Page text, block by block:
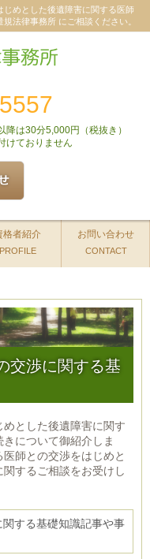
めとした後遺障害に関する医師
法律事務所 にご相談ください。
5557
は30分5,000円（税抜き）
けておりません
格者紹介
PROFILE
お問い合わせ
CONTACT
交渉に関する基
とした後遺障害に関す
について御紹介しま
師との交渉をはじめと
するご相談をお受けし
関する基礎知識記事や事